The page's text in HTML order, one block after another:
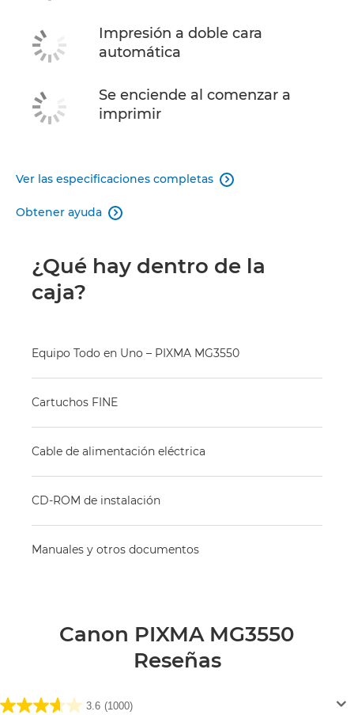
Impresión a doble cara
automática
Se enciende al comenzar a
imprimir
Ver las especificaciones completas 
Obtener ayuda 
¿Qué hay dentro de la
caja?
Equipo Todo en Uno – PIXMA MG3550
Cartuchos FINE
Cable de alimentación eléctrica
CD-ROM de instalación
Manuales y otros documentos
Canon PIXMA MG3550
Reseñas
3.6 (1000)